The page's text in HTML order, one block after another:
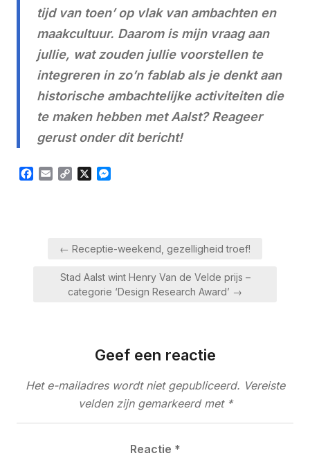
tijd van toen’ op vlak van ambachten en
maakcultuur. Daarom is mijn vraag aan
jullie, wat zouden jullie voorstellen te
integreren in zo’n fablab als je denkt aan
historische ambachtelijke activiteiten die
te maken hebben met Aalst? Reageer
gerust onder dit bericht!
Facebook
Email Copy
Bericht← Receptie-weekend, gezelligheid troef!
Stad Aalst wint Henry Van de Velde prijs –
categorie ‘Design Research Award’ →
Geef een reactie
Het e-mailadres wordt niet gepubliceerd. Vereiste
velden zijn gemarkeerd met *
Reactie *